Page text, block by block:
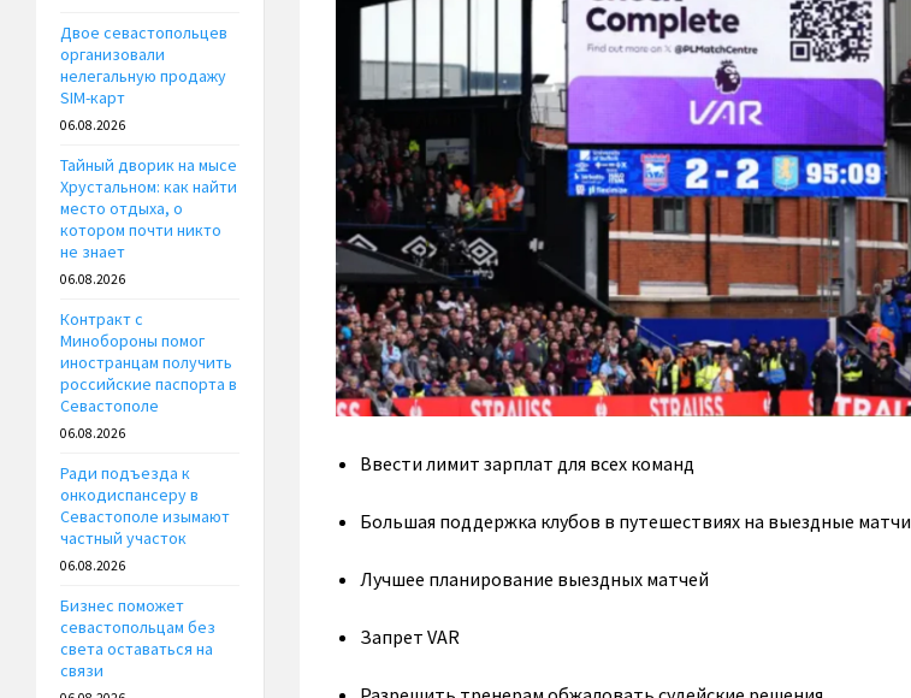
Ввести лимит зарплат для всех команд
Большая поддержка клубов в путешествиях на выездные матчи
Лучшее планирование выездных матчей
Запрет VAR
Двое севастопольцев
организовали
нелегальную продажу
SIM-карт
06.08.2026
Тайный дворик на мысе
Хрустальном: как найти
место отдыха, о
котором почти никто
не знает
06.08.2026
Контракт с
Минобороны помог
иностранцам получить
российские паспорта в
Севастополе
06.08.2026
Ради подъезда к
онкодиспансеру в
Севастополе изымают
частный участок
06.08.2026
Бизнес поможет
севастопольцам без
света оставаться на
связи